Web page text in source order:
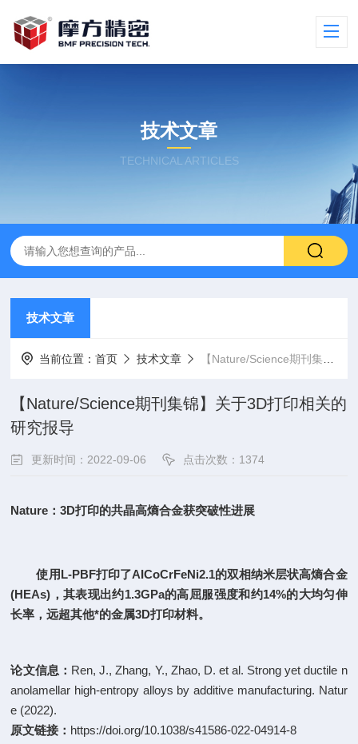
技术文章
TECHNICAL ARTICLES
技术文章
当前位置：首页 技术文章 【Nature/Science期刊集锦】关于3D打印相关的研究报导
【Nature/Science期刊集锦】关于3D打印相关的
研究报导
更新时间：2022-09-06 点击次数：1374
Nature：3D打印的共晶高熵合金获突破性进展
使用L-PBF打印了AICoCrFeNi2.1的双相纳米层状高熵合金
(HEAs)，其表现出约1.3GPa的高屈服强度和约14%的大均匀伸
长率，远超其他*的金属3D打印材料。
论文信息： Ren, J., Zhang, Y., Zhao, D. et al. Strong yet ductile n
anolamellar high-entropy alloys by additive manufacturing. Natur
e (2022).
原文链接： https://doi.org/10.1038/s41586-022-04914-8